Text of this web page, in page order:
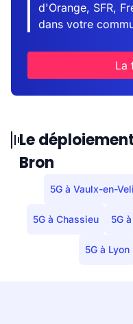
d'Orange, SFR,
dans votre
La
Le
Bron
5G à Vaulx-en-
5G à Chassieu 5G
5G à Lyon